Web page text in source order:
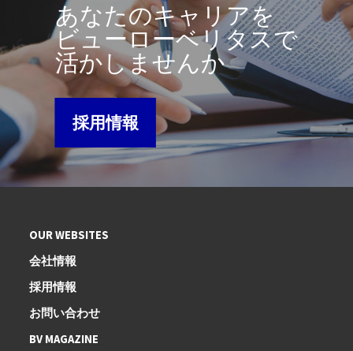
あなたのキャリアを
ビューローベリタスで
活かしませんか
採用情報
OUR WEBSITES
会社情報
採用情報
お問い合わせ
BV MAGAZINE